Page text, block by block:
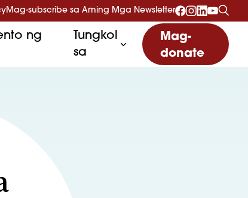
Mag-subscribe sa Aming Mga Newsletter
ng
Tungkol
sa
Mag-
donate